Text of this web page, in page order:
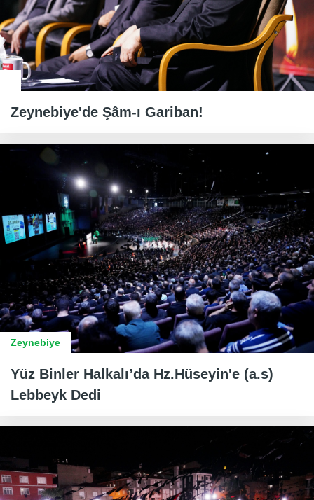
Zeynebiye'de Şâm-ı Gariban!
Zeynebiye
Yüz Binler Halkalı’da Hz.Hüseyin'e (a.s)
Lebbeyk Dedi